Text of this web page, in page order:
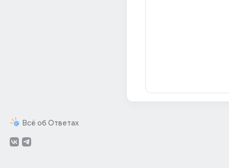
Всё об Ответах